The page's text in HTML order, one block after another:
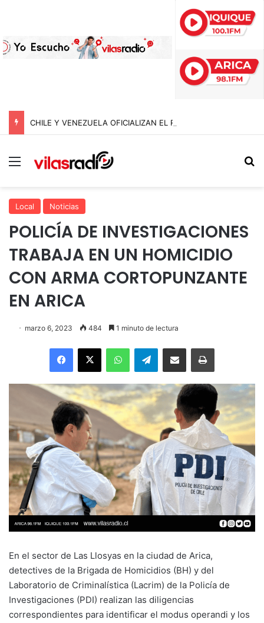
Menú
Local Noticias
POLICÍA DE INVESTIGACIONES
TRABAJA EN UN HOMICIDIO
CON ARMA CORTOPUNZANTE
EN ARICA
marzo 6, 2023 484 1 minuto de lectura
Facebook
X WhatsAppTelegramEnviar vía email Imprimir
En el sector de Las Llosyas en la ciudad de Arica,
detectives de la Brigada de Homicidios (BH) y del
Laboratorio de Criminalística (Lacrim) de la Policía de
Investigaciones (PDI) realizan las diligencias
correspondientes para identificar el modus operandi y los